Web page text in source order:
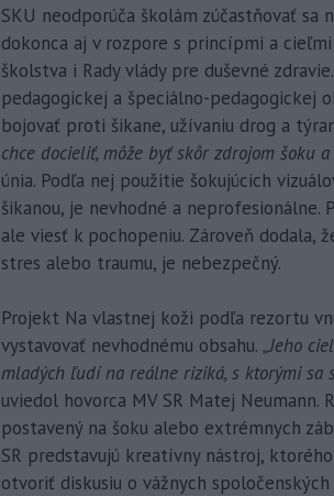
SKU neodporúča školám zúčastňovať
dokonca aj v rozpore s princípmi a
školstva i Rady vlády pre duševné
pedagogickej a špeciálno-pedagogickej
bojovať proti šikane, užívaniu drog a
chce docieliť, môže byť skôr zdrojom šoku
únia. Podľa nej použitie šokujúcich
šikanou, je nevhodné a
ale viesť k pochopeniu. Zároveň dodala,
stres alebo traumu, je nebezpečný.
Projekt Na vlastnej koži podľa rezortu
vystavovať nevhodnému obsahu. „Jeho
mladých ľudí na reálne riziká, s ktorými
uviedol hovorca MV SR Matej
postavený na šoku alebo extrémnych
SR predstavujú kreatívny nástroj,
otvoriť diskusiu o vážnych